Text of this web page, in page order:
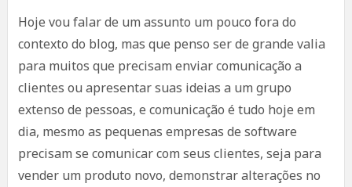
Hoje vou falar de um assunto um pouco fora do
contexto do blog, mas que penso ser de grande valia
para muitos que precisam enviar comunicação a
clientes ou apresentar suas ideias a um grupo
extenso de pessoas, e comunicação é tudo hoje em
dia, mesmo as pequenas empresas de software
precisam se comunicar com seus clientes, seja para
vender um produto novo, demonstrar alterações no